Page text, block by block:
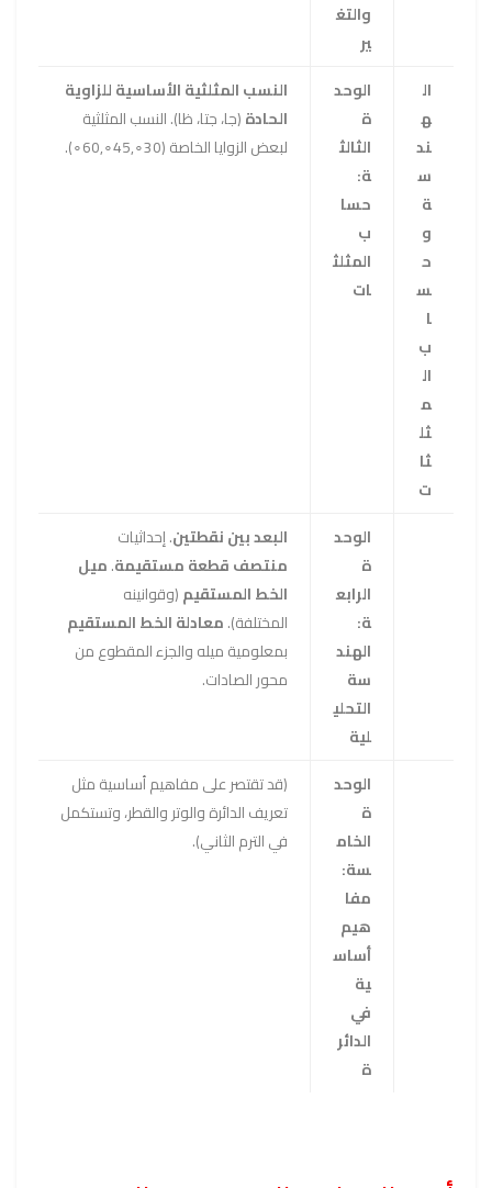
والتغ
ير
ال
ه
ند
س
ة
و
ح
س
ا
ب
ال
م
ثل
ثا
ت
الوحد
ة
الثالث
ة:
حسا
ب
المثلث
ات
النسب المثلثية الأساسية للزاوية
الحادة(جا،جتا،ظا). النسب المثلثية
لبعض الزوايا الخاصة ( 30
∘
,
45
∘
,
60
∘
).
الوحد
ة
الرابع
ة:
الهند
سة
التحلي
لية
البعد بين نقطتين. إحداثيات
منتصف قطعة مستقيمة.ميل
الخط المستقيم(وقوانينه
المختلفة).معادلة الخط المستقيم
بمعلومية ميله والجزء المقطوع من
محور الصادات.
الوحد
ة
الخام
سة:
مفا
هيم
أساس
ية
في
الدائر
ة
(قد تقتصر على مفاهيم أساسية مثل
تعريف الدائرة والوتر والقطر، وتستكمل
في الترم الثاني).